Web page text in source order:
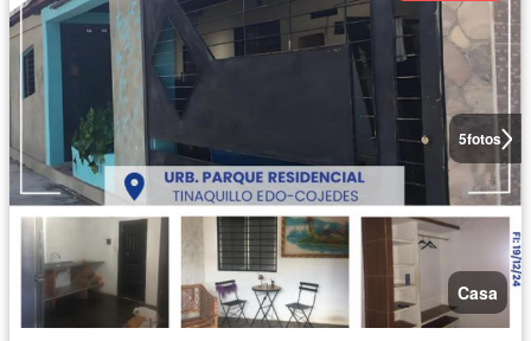
5fotos
Casa